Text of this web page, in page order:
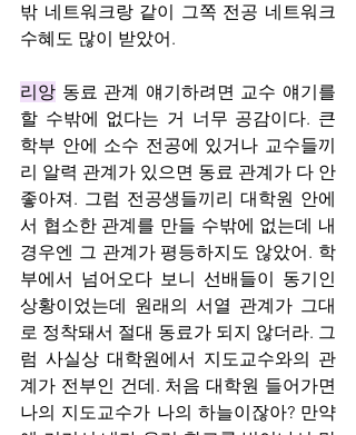
밖 네트워크랑 같이 그쪽 전공 네트워크
수혜도 많이 받았어.
리앙 동료 관계 얘기하려면 교수 얘기를
할 수밖에 없다는 거 너무 공감이다. 큰
학부 안에 소수 전공에 있거나 교수들끼
리 알력 관계가 있으면 동료 관계가 다 안
좋아져. 그럼 전공생들끼리 대학원 안에
서 협소한 관계를 만들 수밖에 없는데 내
경우엔 그 관계가 평등하지도 않았어. 학
부에서 넘어오다 보니 선배들이 동기인
상황이었는데 원래의 서열 관계가 그대
로 정착돼서 절대 동료가 되지 않더라. 그
럼 사실상 대학원에서 지도교수와의 관
계가 전부인 건데. 처음 대학원 들어가면
나의 지도교수가 나의 하늘이잖아? 만약